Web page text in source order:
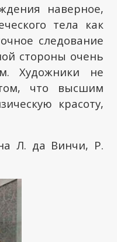
наверное,
тела как
следование
стороны очень
Художники не
что высшим
красоту,
Л. да Винчи, Р.